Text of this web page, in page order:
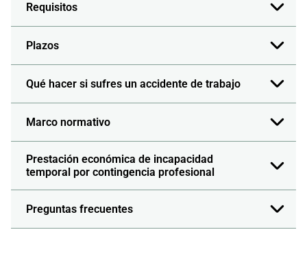
Requisitos
Plazos
Qué hacer si sufres un accidente de trabajo
Marco normativo
Prestación económica de incapacidad
temporal por contingencia profesional
Preguntas frecuentes